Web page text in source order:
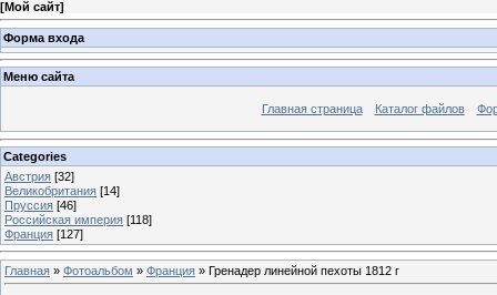
[Мой сайт]
Форма входа
Меню сайта
Главная страница Каталог файлов
Categories
Австрия [32]
Великобритания [14]
Пруссия [46]
Российская империя [118]
Франция [127]
Главная » Фотоальбом » Франция » Гренадер линейной пехоты 1812 г